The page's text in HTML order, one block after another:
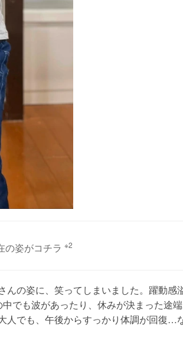
の姿がコチラ ※2
んの姿に、笑ってしまいました。躍動感
でも波があったり、休みが決まった途
人でも、午後からすっかり体調が回復…